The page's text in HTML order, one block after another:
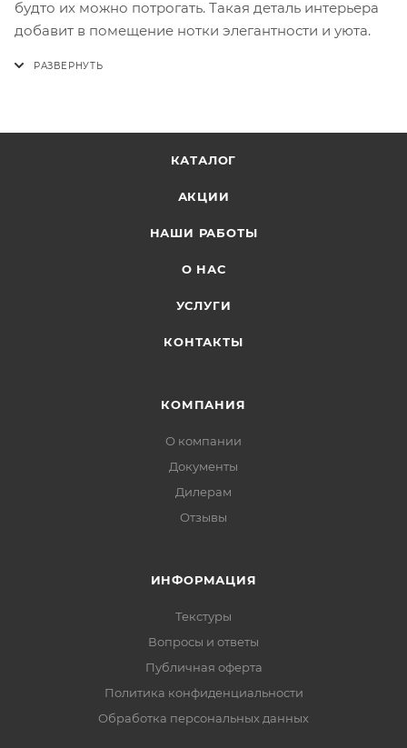
будто их можно потрогать. Такая деталь интерьера
добавит в помещение нотки элегантности и уюта.
КАТАЛОГ
АКЦИИ
НАШИ РАБОТЫ
О НАС
УСЛУГИ
КОНТАКТЫ
КОМПАНИЯ
О компании
Документы
Дилерам
Отзывы
ИНФОРМАЦИЯ
Текстуры
Вопросы и ответы
Публичная оферта
Политика конфиденциальности
Обработка персональных данных